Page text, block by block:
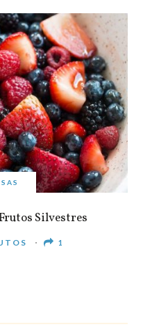
Silvestres
1